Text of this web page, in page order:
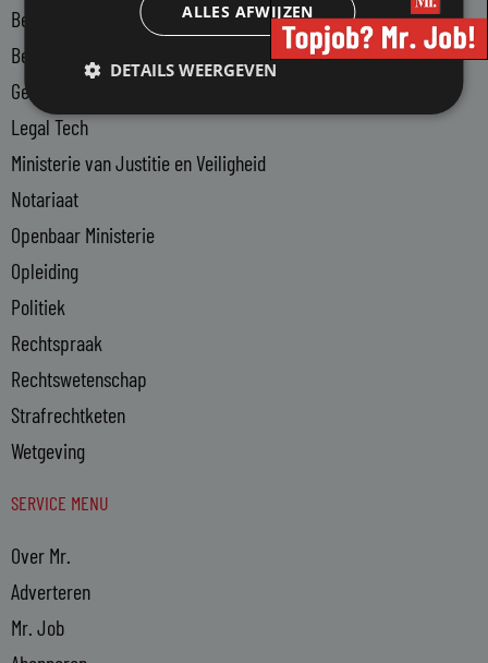
Bedrijfsjuristen
Bedrijfsvoering
Gerechtsdeurwaarders
Legal Tech
Ministerie van Justitie en Veiligheid
Notariaat
Openbaar Ministerie
Opleiding
Politiek
Rechtspraak
Rechtswetenschap
Strafrechtketen
Wetgeving
SERVICE MENU
Over Mr.
Adverteren
Mr. Job
ALLES AFWIJZEN
DETAILS WEERGEVEN